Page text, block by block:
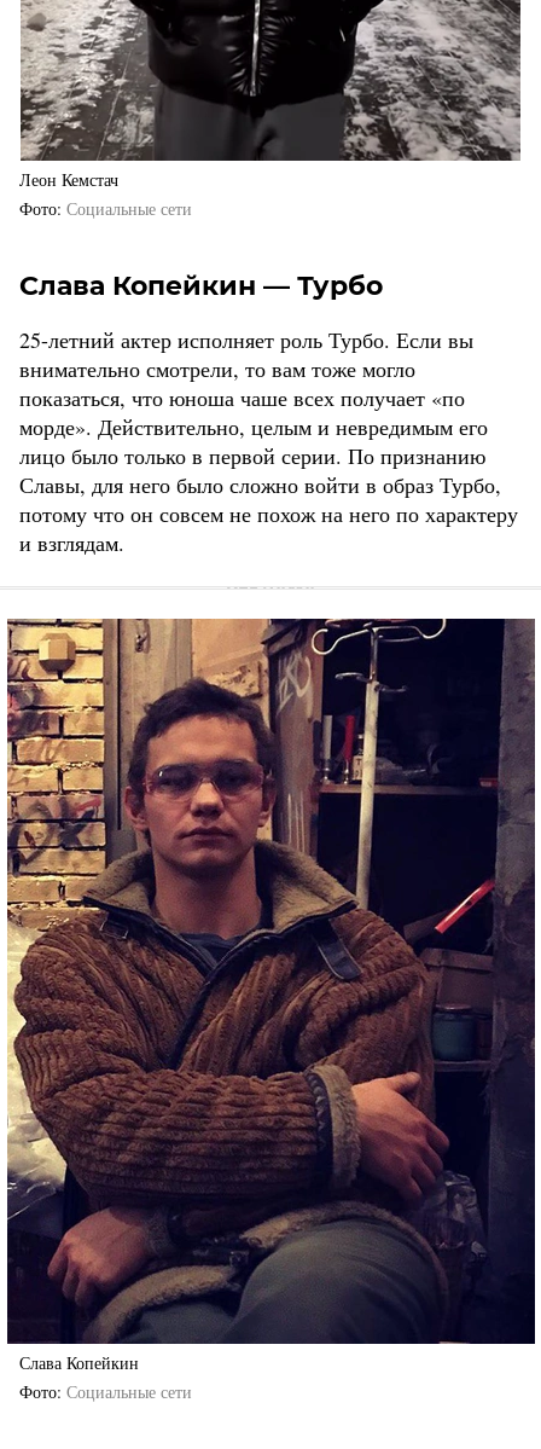
Леон Кемстач
Фото Социальные сети
Слава Копейкин — Турбо
25-летний актер исполняет роль Турбо. Если вы
внимательно смотрели, то вам тоже могло
показаться, что юноша чаше всех получает «по
морде». Действительно, целым и невредимым его
лицо было только в первой серии. По признанию
Славы, для него было сложно войти в образ Турбо,
потому что он совсем не похож на него по характеру
и взглядам.
Слава Копейкин
Фото Социальные сети